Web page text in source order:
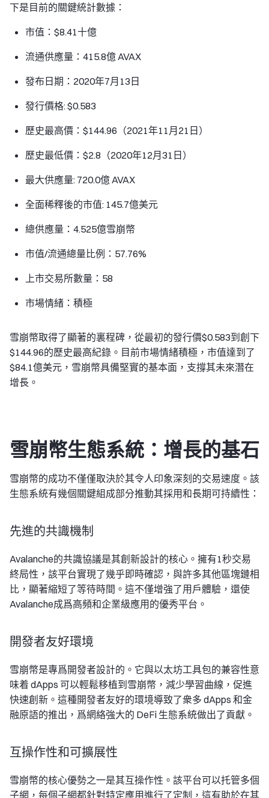
下是目前的關鍵統計數據：
市值：$8.41十億
流通供應量：415.8億 AVAX
發布日期：2020年7月13日
發行價格: $0.583
歷史最高價：$144.96（2021年11月21日）
歷史最低價：$2.8（2020年12月31日）
最大供應量: 720.0億 AVAX
全面稀釋後的市值: 145.7億美元
總供應量：4.525億雪崩幣
市值/流通總量比例：57.76%
上市交易所數量：58
市場情緒：積極
雪崩幣取得了顯著的裏程碑，從最初的發行價$0.583到創下
$144.96的歷史最高紀錄。目前市場情緒積極，市值達到了
$84.1億美元，雪崩幣具備堅實的基本面，支撐其未來潛在
增長。
雪崩幣生態系統：增長的基石
雪崩幣的成功不僅僅取決於其令人印象深刻的交易速度。該
生態系統有幾個關鍵組成部分推動其採用和長期可持續性：
先進的共識機制
Avalanche的共識協議是其創新設計的核心。擁有1秒交易
終局性，該平台實現了幾乎即時確認，與許多其他區塊鏈相
比，顯著縮短了等待時間。這不僅增強了用戶體驗，還使
Avalanche成爲高頻和企業級應用的優秀平台。
開發者友好環境
雪崩幣是專爲開發者設計的。它與以太坊工具包的兼容性意
味着 dApps 可以輕鬆移植到雪崩幣，減少學習曲線，促進
快速創新。這種開發者友好的環境導致了衆多 dApps 和金
融原語的推出，爲網絡強大的 DeFi 生態系統做出了貢獻。
互操作性和可擴展性
雪崩幣的核心優勢之一是其互操作性。該平台可以托管多個
子網，每個子網都針對特定應用進行了定制，這有助於在其